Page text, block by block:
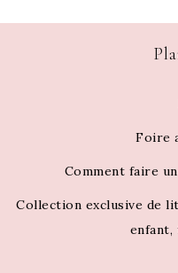
Foire
Comment faire
Collection exclusive de
enfant,